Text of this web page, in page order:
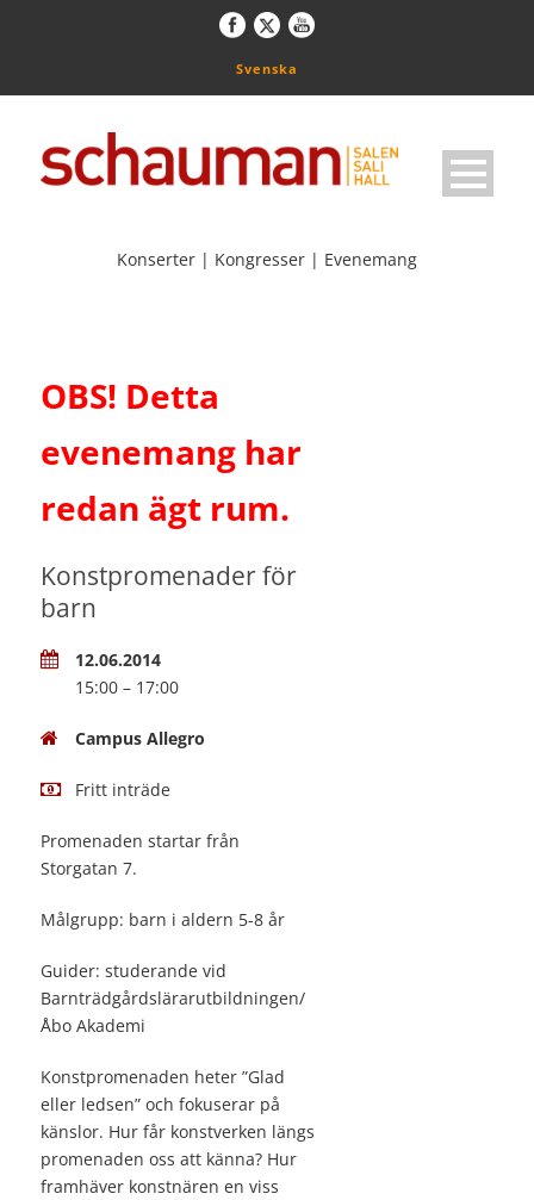
Svenska
Konserter | Kongresser | Evenemang
OBS! Detta
evenemang har
redan ägt rum.
Konstpromenader för
barn
12.06.2014
15:00 – 17:00
Campus Allegro
Fritt inträde
Promenaden startar från
Storgatan 7.
Målgrupp: barn i aldern 5-8 år
Guider: studerande vid
Barnträdgårdslärarutbildningen/
Åbo Akademi
Konstpromenaden heter ”Glad
eller ledsen” och fokuserar på
känslor. Hur får konstverken längs
promenaden oss att känna? Hur
framhäver konstnären en viss